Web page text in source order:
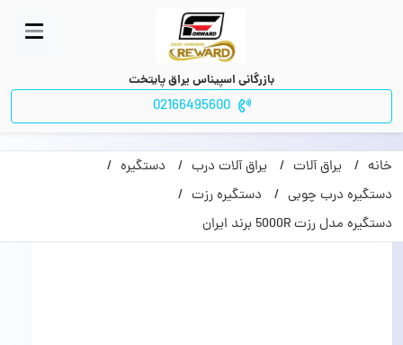
بازرگانی اسپیناس یراق پایتخت
02166495600
خانه یراق آلات یراق آلات درب
دستگیره
دستگیره درب چوبی
دستگیره رزت
دستگیره مدل رزت 5000R برند ایران